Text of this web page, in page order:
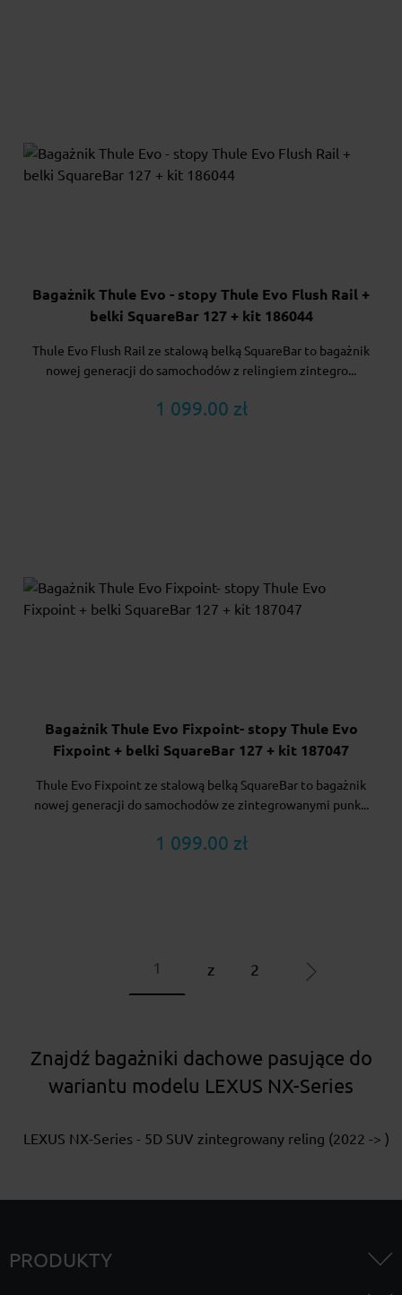
Bagażnik Thule Evo - stopy Thule Evo Flush Rail +
belki SquareBar 127 + kit 186044
Thule Evo Flush Rail ze stalową belką SquareBar to bagażnik
nowej generacji do samochodów z relingiem zintegro...
1 099.00 zł
Bagażnik Thule Evo Fixpoint- stopy Thule Evo
Fixpoint + belki SquareBar 127 + kit 187047
Thule Evo Fixpoint ze stalową belką SquareBar to bagażnik
nowej generacji do samochodów ze zintegrowanymi punk...
1 099.00 zł
z 2
Znajdź bagażniki dachowe pasujące do
wariantu modelu LEXUS NX-Series
LEXUS NX-Series - 5D SUV zintegrowany reling (2022 -> )
PRODUKTY